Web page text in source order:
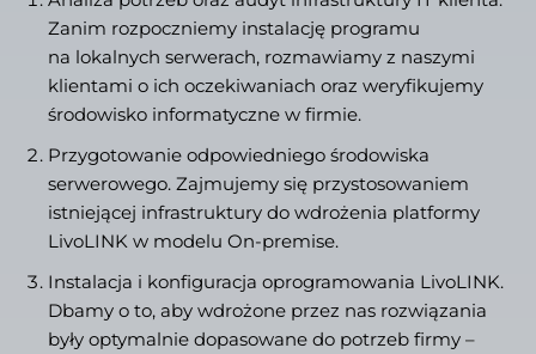
Zanim rozpoczniemy instalację programu
na lokalnych serwerach, rozmawiamy z naszymi
klientami o ich oczekiwaniach oraz weryfikujemy
środowisko informatyczne w firmie.
Przygotowanie odpowiedniego środowiska
serwerowego. Zajmujemy się przystosowaniem
istniejącej infrastruktury do wdrożenia platformy
LivoLINK w modelu On-premise.
Instalacja i konfiguracja oprogramowania LivoLINK.
Dbamy o to, aby wdrożone przez nas rozwiązania
były optymalnie dopasowane do potrzeb firmy –